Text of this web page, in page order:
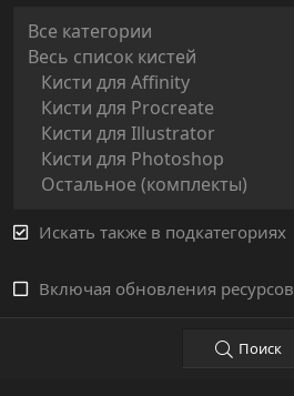
Искать также в подкатегориях
Включая обновления ресурсов
Поиск